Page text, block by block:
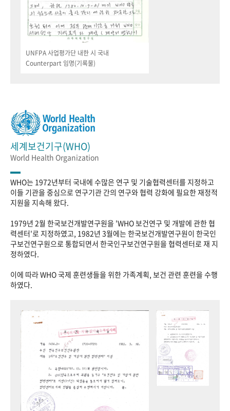
UNFPA 사업평가단 내한 시 국내
Counterpart 임명(기록물)
세계보건기구(WHO)
World Health Organization
WHO는 1972년부터 국내에 수많은 연구 및 기술협력센터를 지정하고
이들 기관을 중심으로 연구기관 간의 연구와 협력 강화에 필요한 재정적
지원을 지속해 왔다.
1979년 2월 한국보건개발연구원을 'WHO 보건연구 및 개발에 관한 협
력센터'로 지정하였고, 1982년 3월에는 한국보건개발연구원이 한국인
구보건연구원으로 통합되면서 한국인구보건연구원을 협력센터로 재 지
정하였다.
이에 따라 WHO 국제 훈련생들을 위한 가족계획, 보건 관련 훈련을 수행
하였다.